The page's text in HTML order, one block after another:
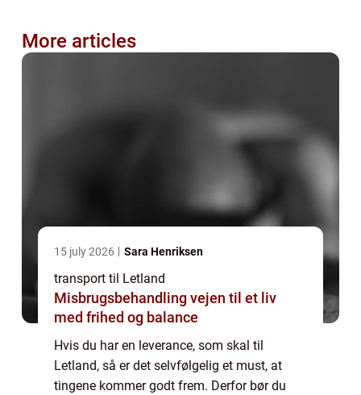
More articles
15 july 2026 Sara Henriksen
transport til Letland
Misbrugsbehandling vejen til et liv
med frihed og balance
Hvis du har en leverance, som skal til
Letland, så er det selvfølgelig et must, at
tingene kommer godt frem. Derfor bør du